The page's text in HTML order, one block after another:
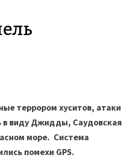
террором хуситов, атаки
в виду Джидды, Саудовская
море. Система
помехи GPS.